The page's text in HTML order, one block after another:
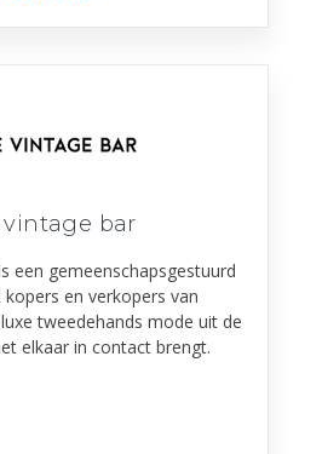
vintage bar
een gemeenschapsgestuurd
en verkopers van
tweedehands mode uit de
elkaar in contact brengt.